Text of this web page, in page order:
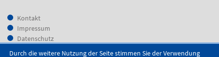
Kontakt
Impressum
Datenschutz
Durch die weitere Nutzung der Seite stimmen Sie der Verwendung